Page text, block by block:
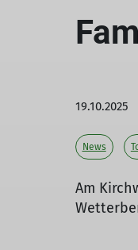
19.10.2025
News
Am